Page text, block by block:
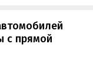
с прямой